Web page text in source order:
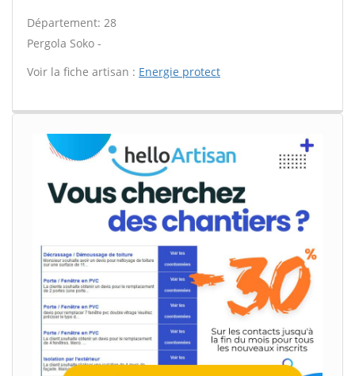
Département: 28
Pergola Soko -
Voir la fiche artisan : Energie protect